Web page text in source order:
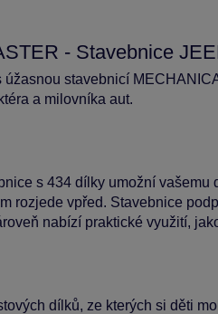
- Stavebnice
úžasnou stavebnicí
a milovníka aut.
s 434 dílky umožní
rozjede vpřed. Stavebnice
nabízí praktické využití,
dílků, ze kterých si děti